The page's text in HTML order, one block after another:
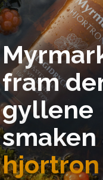
fram
gyllene
smaken
hjortron